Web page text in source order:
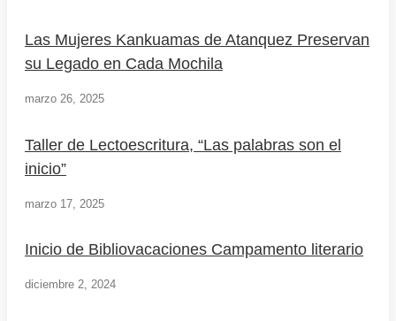
Las Mujeres Kankuamas de Atanquez Preservan
su Legado en Cada Mochila
marzo 26, 2025
Taller de Lectoescritura, “Las palabras son el
inicio”
marzo 17, 2025
Inicio de Bibliovacaciones Campamento literario
diciembre 2, 2024